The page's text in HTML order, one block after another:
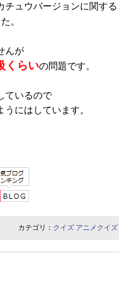
チュウバージョンに関する
。
んが
くらいの問題です。
ているので
にはしています。
カテゴリ： クイズ アニメクイズ